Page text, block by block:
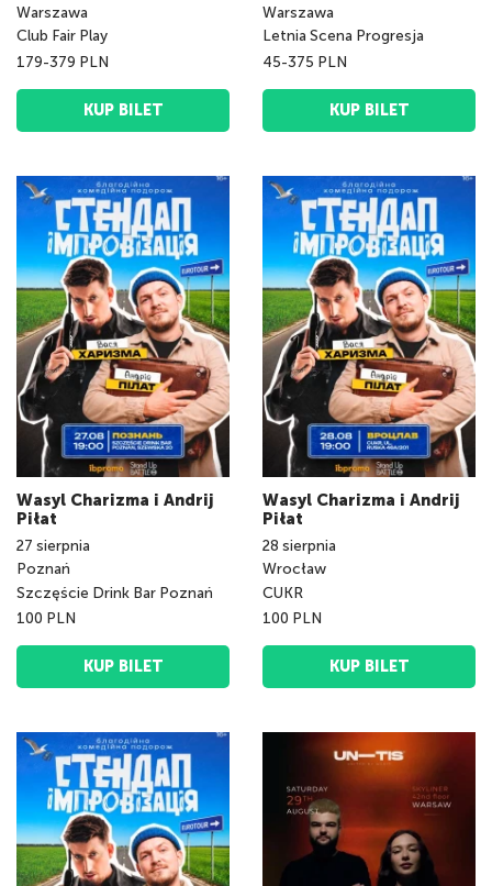
Warszawa
Club Fair Play
179-379 PLN
KUP BILET
Warszawa
Letnia Scena Progresja
45-375 PLN
KUP BILET
Wasyl Charizma i Andrij
Piłat
27 sierpnia
Poznań
Szczęście Drink Bar Poznań
100 PLN
KUP BILET
Wasyl Charizma i Andrij
Piłat
28 sierpnia
Wrocław
CUKR
100 PLN
KUP BILET